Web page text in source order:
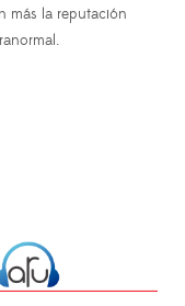
más la reputación